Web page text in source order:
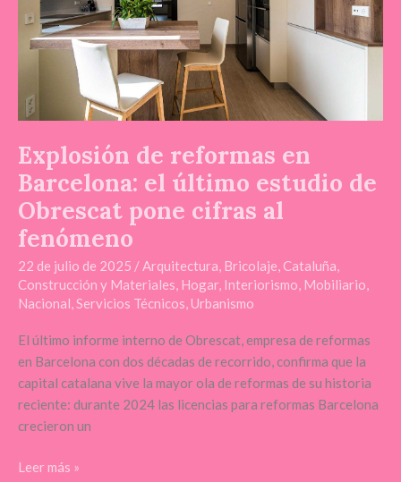
Explosión de reformas en
Barcelona: el último estudio de
Obrescat pone cifras al
fenómeno
22 de julio de 2025 /Arquitectura, Bricolaje,Cataluña,
Construcción y Materiales, Hogar, Interiorismo, Mobiliario,
Nacional,Servicios Técnicos,Urbanismo
El último informe interno de Obrescat, empresa de reformas
en Barcelona con dos décadas de recorrido, confirma que la
capital catalana vive la mayor ola de reformas de su historia
reciente: durante 2024 las licencias para reformas Barcelona
crecieron un
último
estudio
pone
cifras
al
fenómeno
Leer más »